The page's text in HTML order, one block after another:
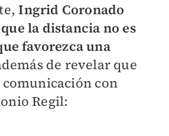
Ingrid Coronado
la distancia no es
favorezca una
de revelar que
con
Regil: